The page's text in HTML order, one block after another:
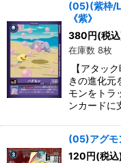
(05)(紫枠/
《紫》
380 円(税
在庫数 8枚
【アタッ
きの進化元
モンをトラ
ンカードに
(05)アグモ
120 円(税込